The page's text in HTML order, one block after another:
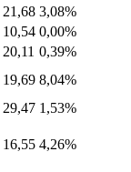
21,68 3,08%
10,54 0,00%
20,11 0,39%
19,69 8,04%
29,47 1,53%
16,55 4,26%